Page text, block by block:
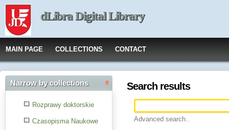
dLibra Digital Library
MAIN PAGE COLLECTIONS CONTACT
Narrow by collections
Rozprawy doktorskie
Czasopisma Naukowe
Search results
Advanced search..